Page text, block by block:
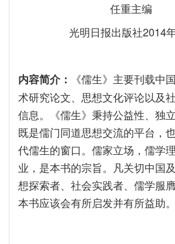
任重主编
光明日报出版社2014
内容简介：
《儒生》主要刊载中
术研究论文、思想文化评论以及
信息。《儒生》秉持公益性、独
既是儒门同道思想交流的平台，
代儒生的窗口。儒家立场，儒学
业，是本书的宗旨。凡关切中国
想探索者、社会实践者、儒学服
本书应该会有所启发并有所益助。